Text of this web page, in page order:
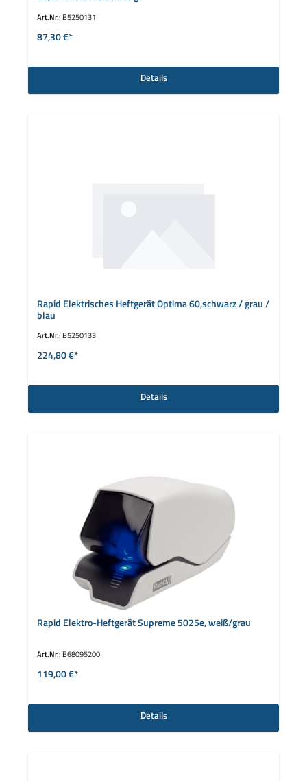
Art.Nr.: B5250131
87,30 €*
Details
Rapid Elektrisches Heftgerät Optima 60,schwarz / grau /
blau
Art.Nr.: B5250133
224,80 €*
Details
Rapid Elektro-Heftgerät Supreme 5025e, weiß/grau
Art.Nr.: B68095200
119,00 €*
Details